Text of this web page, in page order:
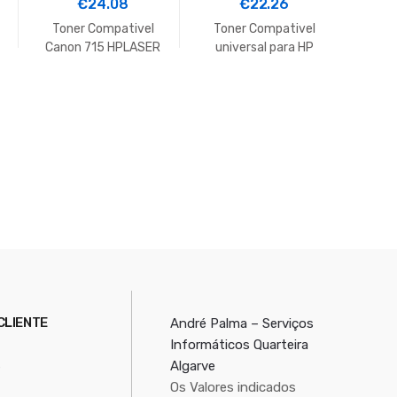
€24.08
Toner Compativel
Canon 715 HPLASER
€22.26
Toner Compativel
universal para HP
André Palma – Serviços
Informáticos Quarteira
Algarve
Os Valores indicados